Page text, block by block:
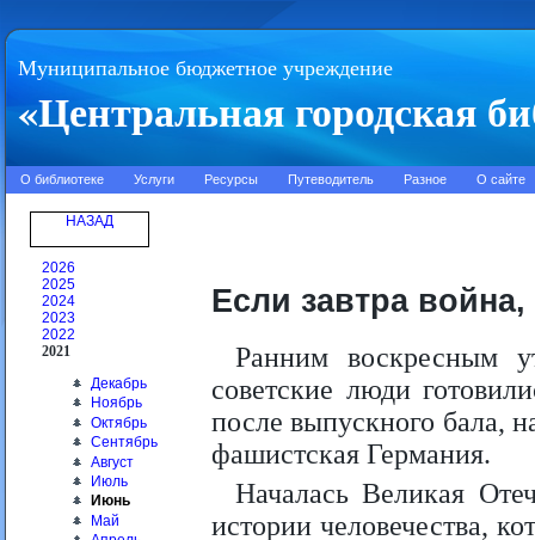
Муниципальное бюджетное учреждение
«Центральная городская
О библиотеке Услуги Ресурсы Путеводитель Разное О сайте
НАЗАД
2026
2025
2024
2023
2022
2021
Декабрь
Ноябрь
Октябрь
Сентябрь
Август
Июль
Июнь
Май
Если завтра
Ранним воскресным
советские люди
после выпускного бала,
фашистская Германия.
Началась Великая
истории человечества,